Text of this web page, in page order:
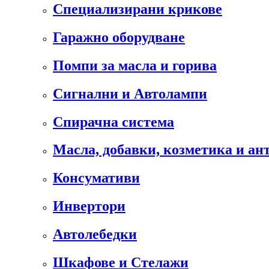
Специализирани крикове
Гаражно оборудване
Помпи за масла и горива
Сигнални и Автолампи
Спирачна система
Масла, добавки, козметика и
Консумативи
Инвертори
Автолебедки
Шкафове и Стелажи